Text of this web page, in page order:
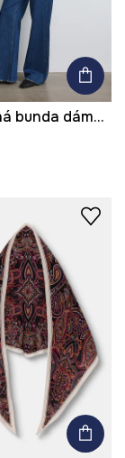
Prošívaná bunda dámská